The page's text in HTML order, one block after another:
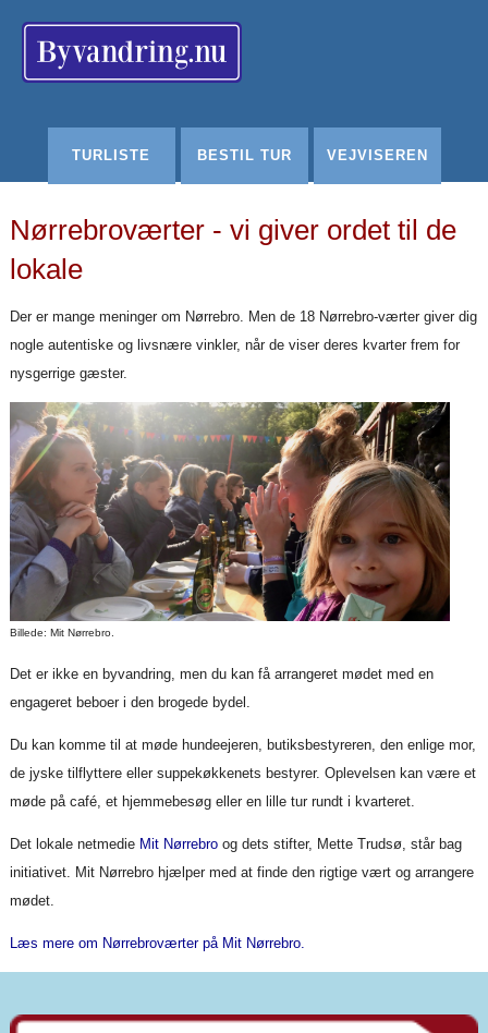
TURLISTE BESTIL TUR VEJVISEREN
Nørrebroværter - vi giver ordet til de
lokale
Der er mange meninger om Nørrebro. Men de 18 Nørrebro-værter giver dig
nogle autentiske og livsnære vinkler, når de viser deres kvarter frem for
nysgerrige gæster.
Billede: Mit Nørrebro.
Det er ikke en byvandring, men du kan få arrangeret mødet med en
engageret beboer i den brogede bydel.
Du kan komme til at møde hundeejeren, butiksbestyreren, den enlige mor,
de jyske tilflyttere eller suppekøkkenets bestyrer. Oplevelsen kan være et
møde på café, et hjemmebesøg eller en lille tur rundt i kvarteret.
Det lokale netmedie Mit Nørrebroog dets stifter, Mette Trudsø, står bag
initiativet. Mit Nørrebro hjælper med at finde den rigtige vært og arrangere
mødet.
Læs mere om Nørrebroværter på Mit Nørrebro.